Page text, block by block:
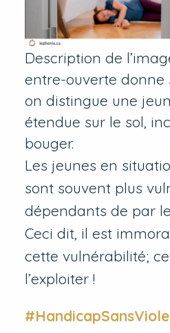
Description de
entre-ouverte donne
on distingue une
étendue sur le sol,
bouger.
Les jeunes en
sont souvent plus
dépendants de par
Ceci dit, il est
cette vulnérabilité;
l’exploiter !